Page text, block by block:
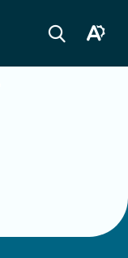
Ouvrir
Ouvrir